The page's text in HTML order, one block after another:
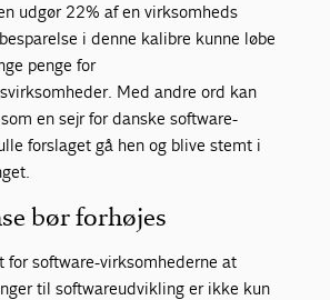
udgør 22% af en virksomheds
i denne kalibre kunne løbe
penge for
Med andre ord kan
en sejr for danske software-
forslaget gå hen og blive stemt i
bør forhøjes
for software-virksomhederne at
til softwareudvikling er ikke kun